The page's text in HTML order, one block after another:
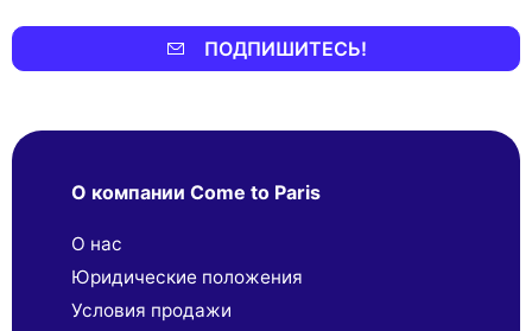
ПОДПИШИТЕСЬ!
О компании Come to Paris
О нас
Юридические положения
Условия продажи